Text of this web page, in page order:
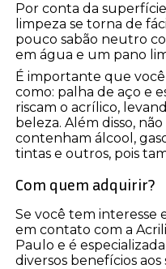
Por conta da
limpeza se torna de
pouco sabão neutro
em água e um pano
É importante que
como: palha de aço e
riscam o acrílico,
beleza. Além disso,
contenham álcool,
tintas e outros, pois
Com quem adquirir?
Se você tem interesse
em contato com a
Paulo e é
diversos benefícios